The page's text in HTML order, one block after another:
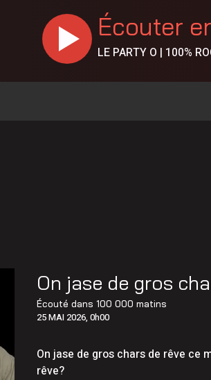
Écouter
LE PARTY O | 100%
On jase de gros
Écouté dans100 000 matins
25 MAI 2026, 0h00
On jase de gros chars de rêve ce
rêve?